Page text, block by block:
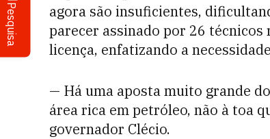
Pesquisa
agora são insuficientes,
parecer assinado por 26 técnicos
licença, enfatizando a
— Há uma aposta muito grande
área rica em petróleo, não à toa
governador Clécio.